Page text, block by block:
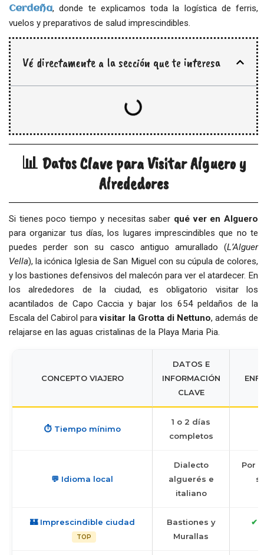
Cerdeña, donde te explicamos toda la logística de ferris,
vuelos y preparativos de salud imprescindibles.
Vé directamente a la sección que te interesa
📊 Datos Clave para Visitar Alguero y
Alrededores
Si tienes poco tiempo y necesitas saber qué ver en Alguero
para organizar tus días, los lugares imprescindibles que no te
puedes perder son su casco antiguo amurallado (L’Alguer
Vella), la icónica Iglesia de San Miguel con su cúpula de colores,
y los bastiones defensivos del malecón para ver el atardecer. En
los alrededores de la ciudad, es obligatorio visitar los
acantilados de Capo Caccia y bajar los 654 peldaños de la
Escala del Cabirol paravisitar la Grotta di Nettuno, además de
relajarse en las aguas cristalinas de la Playa Maria Pia.
CONCEPTO VIAJERO
DATOS E
INFORMACIÓN
CLAVE
⏱️ Tiempo mínimo
1 o 2 días
completos
💬 Idioma local
Dialecto
alguerés e
italiano
Por
🏰 Imprescindible ciudad
TOP
Bastiones y
Murallas
✔